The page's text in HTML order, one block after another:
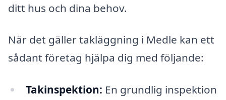
ditt hus och dina behov.
När det gäller takläggning i Medle kan ett
sådant företag hjälpa dig med följande:
Takinspektion: En grundlig inspektion